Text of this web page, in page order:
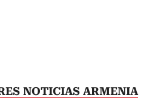
NOTICIAS ARMENIA